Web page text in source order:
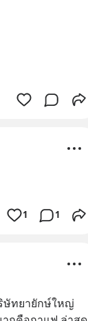
1 1
ษัทยายักษ์ใหญ่